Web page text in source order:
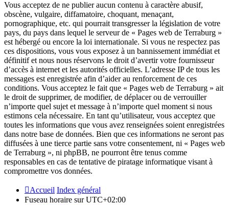
Vous acceptez de ne publier aucun contenu à caractère abusif,
obscène, vulgaire, diffamatoire, choquant, menaçant,
pornographique, etc. qui pourrait transgresser la législation de votre
pays, du pays dans lequel le serveur de « Pages web de Terraburg »
est hébergé ou encore la loi internationale. Si vous ne respectez pas
ces dispositions, vous vous exposez à un bannissement immédiat et
définitif et nous nous réservons le droit d’avertir votre fournisseur
d’accès à internet et les autorités officielles. L’adresse IP de tous les
messages est enregistrée afin d’aider au renforcement de ces
conditions. Vous acceptez le fait que « Pages web de Terraburg » ait
le droit de supprimer, de modifier, de déplacer ou de verrouiller
n’importe quel sujet et message à n’importe quel moment si nous
estimons cela nécessaire. En tant qu’utilisateur, vous acceptez que
toutes les informations que vous avez renseignées soient enregistrées
dans notre base de données. Bien que ces informations ne seront pas
diffusées à une tierce partie sans votre consentement, ni « Pages web
de Terraburg », ni phpBB, ne pourront être tenus comme
responsables en cas de tentative de piratage informatique visant à
compromettre vos données.
Accueil Index général
Fuseau horaire surUTC+02:00